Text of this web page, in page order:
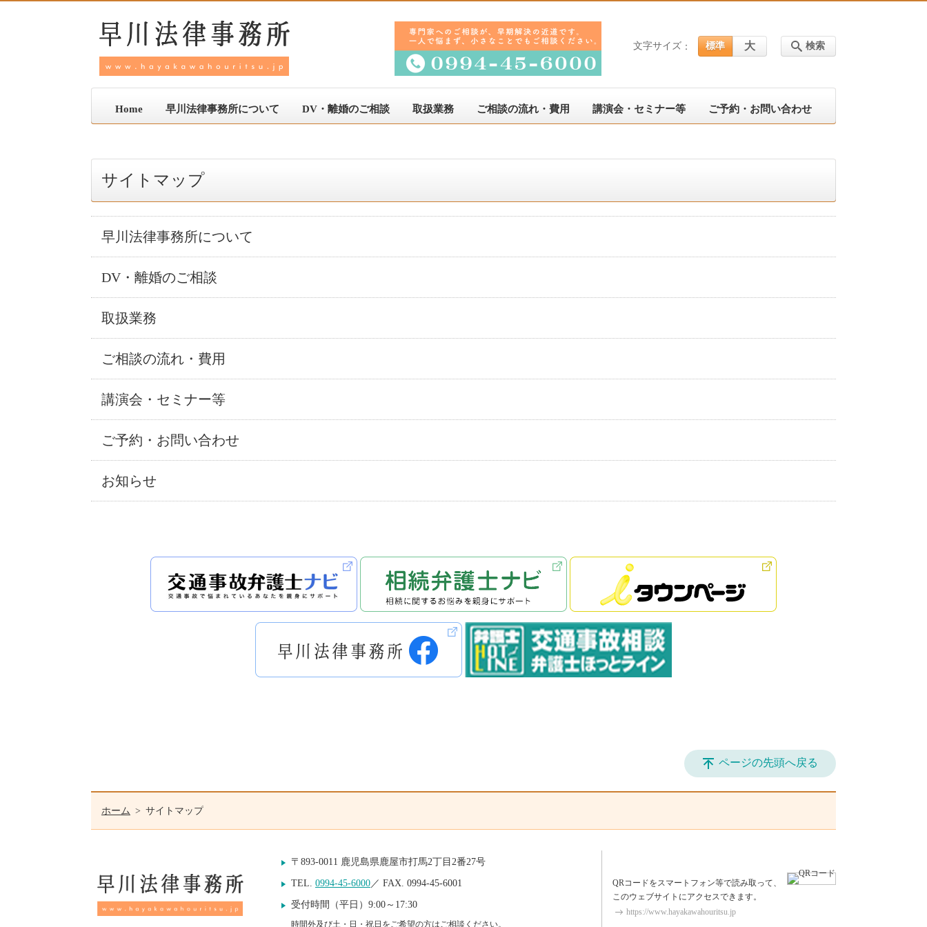
Home 早川法律事務所について DV・離婚のご相談 取扱業務 ご相談の流れ・費用 講演会・セミナー等 ご予約・お問い合わせ
検索
文字サイズ 標準 大
サイトマップ
早川法律事務所について
DV・離婚のご相談
取扱業務
ご相談の流れ・費用
講演会・セミナー等
ご予約・お問い合わせ
お知らせ
ページの先頭へ戻る
ホーム サイトマップ
〒893-0011 鹿児島県鹿屋市打馬2丁目2番27号
TEL. 0994-45-6000／ FAX. 0994-45-6001
受付時間（平日）9:00～17:30
時間外及び土・日・祝日をご希望の方はご相談ください。
QRコードをスマートフォン等で読み取って、
このウェブサイトにアクセスできます。
https://www.hayakawahouritsu.jp